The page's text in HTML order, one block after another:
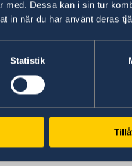
Dessa kan i sin tur
in när du har använt deras
Statistik
relativt bra. För
vid
och vid
kan begränsas kraftigt
av Ukrainas
länder: